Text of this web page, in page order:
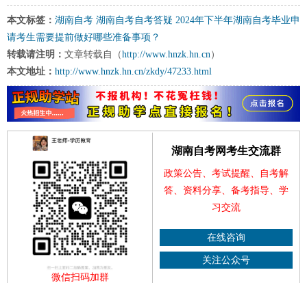
本文标签： 湖南自考 湖南自考自考答疑 2024年下半年湖南自考毕业申
请考生需要提前做好哪些准备事项？
转载请注明： 文章转载自（http://www.hnzk.hn.cn ）
本文地址： http://www.hnzk.hn.cn/zkdy/47233.html
微信扫码加群
湖南自考网考生交流群
政策公告、考试提醒、自考解
答、资料分享、备考指导、学
习交流
在线咨询
关注公众号